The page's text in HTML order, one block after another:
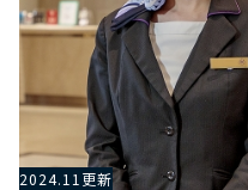
2024.11更新